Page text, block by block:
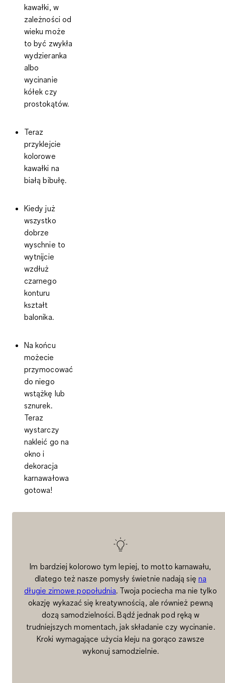
kawałki, w
zależności od
wieku może
to być zwykła
wydzieranka
albo
wycinanie
kółek czy
prostokątów.
Teraz
przyklejcie
kolorowe
kawałki na
białą bibułę.
Kiedy już
wszystko
dobrze
wyschnie to
wytnijcie
wzdłuż
czarnego
konturu
kształt
balonika.
Na końcu
możecie
przymocować
do niego
wstążkę lub
sznurek.
Teraz
wystarczy
nakleić go na
okno i
dekoracja
karnawałowa
gotowa!
Im bardziej kolorowo tym lepiej, to motto karnawału,
dlatego też nasze pomysły świetnie nadają się na
długie zimowe popołudnia. Twoja pociecha ma nie tylko
okazję wykazać się kreatywnością, ale również pewną
dozą samodzielności. Bądź jednak pod ręką w
trudniejszych momentach, jak składanie czy wycinanie.
Kroki wymagające użycia kleju na gorąco zawsze
wykonuj samodzielnie.